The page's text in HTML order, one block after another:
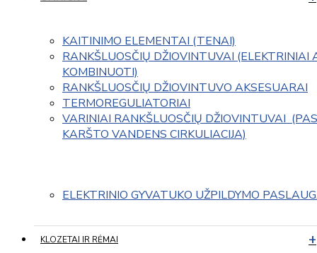
KAITINIMO ELEMENTAI (TENAI)
RANKŠLUOSČIŲ DŽIOVINTUVAI (ELEKTRINIAI
KOMBINUOTI)
RANKŠLUOSČIŲ DŽIOVINTUVO AKSESUARAI
TERMOREGULIATORIAI
VARINIAI RANKŠLUOSČIŲ DŽIOVINTUVAI
KARŠTO VANDENS CIRKULIACIJA)
ELEKTRINIO GYVATUKO UŽPILDYMO
KLOZETAI IR RĖMAI